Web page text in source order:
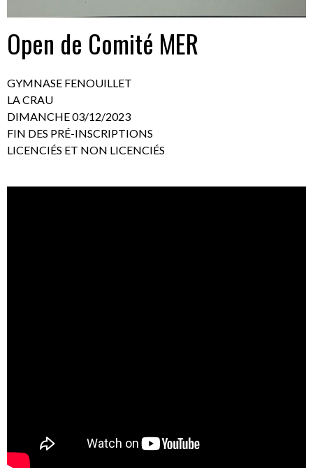
Open de Comité MER
GYMNASE FENOUILLET
LA CRAU
DIMANCHE 03/12/2023
FIN DES PRÉ-INSCRIPTIONS
LICENCIÉS ET NON LICENCIÉS